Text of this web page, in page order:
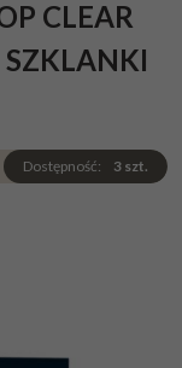
CLEAR
SZKLANKI
Dostępność: 3 szt.